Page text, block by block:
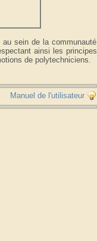
sein de la communauté
ainsi les principes
de polytechniciens.
Manuel de l'utilisateur